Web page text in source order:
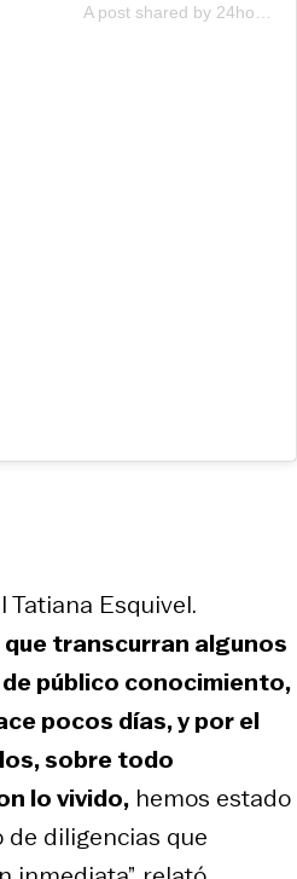
Esquivel.
transcurran algunos
público conocimiento,
pocos días, y por el
sobre todo
lo vivido, hemos estado
diligencias que